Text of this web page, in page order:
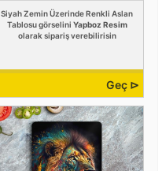
Siyah Zemin Üzerinde Renkli Aslan
Tablosu görselini Yapboz Resim
olarak sipariş verebilirisin
Geç ⊳